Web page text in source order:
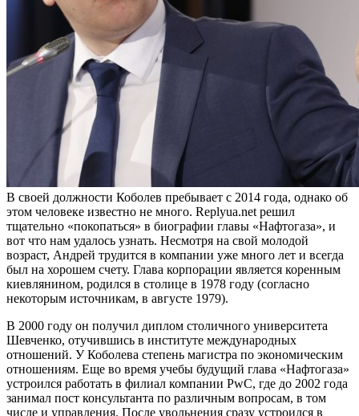
В своей должности Коболев пребывает с 2014 года, однако об
этом человеке известно не много. Replyua.net решил
тщательно «покопаться» в биографии главы «Нафтогаза», и
вот что нам удалось узнать. Несмотря на свой молодой
возраст, Андрей трудится в компании уже много лет и всегда
был на хорошем счету. Глава корпорации является коренным
киевлянином, родился в столице в 1978 году (согласно
некоторым источникам, в августе 1979).
В 2000 году он получил диплом столичного университета
Шевченко, отучившись в институте международных
отношений. У Коболева степень магистра по экономическим
отношениям. Еще во время учебы будущий глава «Нафтогаза»
устроился работать в филиал компании PwC, где до 2002 года
занимал пост консультанта по различным вопросам, в том
числе и управления. После увольнения сразу устроился в